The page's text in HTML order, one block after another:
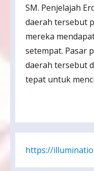
SM. Penjelajah
daerah tersebut
mereka
setempat. Pasar
daerah tersebut
tepat untuk
https://